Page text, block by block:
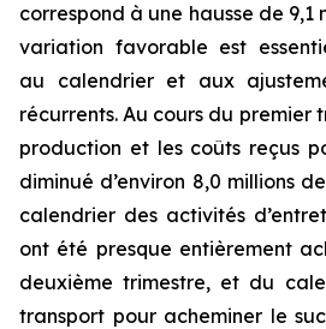
correspond à une hausse de 9,1
variation favorable est
au calendrier et aux
récurrents. Au cours du premier
production et les coûts reçus
diminué d’environ 8,0 millions
calendrier des activités
ont été presque entièrement
deuxième trimestre, et du
transport pour acheminer le